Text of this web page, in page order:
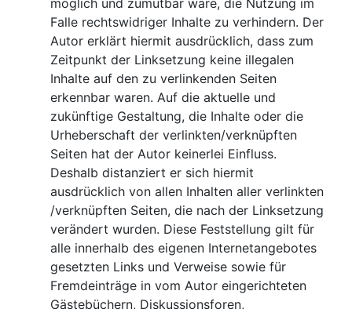
möglich und zumutbar wäre, die Nutzung im
Falle rechtswidriger Inhalte zu verhindern. Der
Autor erklärt hiermit ausdrücklich, dass zum
Zeitpunkt der Linksetzung keine illegalen
Inhalte auf den zu verlinkenden Seiten
erkennbar waren. Auf die aktuelle und
zukünftige Gestaltung, die Inhalte oder die
Urheberschaft der verlinkten/verknüpften
Seiten hat der Autor keinerlei Einfluss.
Deshalb distanziert er sich hiermit
ausdrücklich von allen Inhalten aller verlinkten
/verknüpften Seiten, die nach der Linksetzung
verändert wurden. Diese Feststellung gilt für
alle innerhalb des eigenen Internetangebotes
gesetzten Links und Verweise sowie für
Fremdeinträge in vom Autor eingerichteten
Gästebüchern, Diskussionsforen,